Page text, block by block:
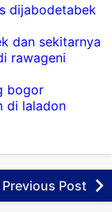
dijabodetabek
dan sekitarnya
rawageni
bogor
di laladon
Previous Post